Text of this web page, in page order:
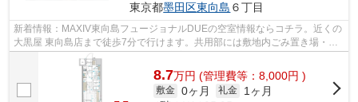
東京都墨田区東向島 ６丁目
新着情報：MAXIV東向島フュージョナルDUEの空室情報ならコチラ。近くの
大黒屋 東向島店まで徒歩7分で行けます。共用部には敷地内ごみ置き場・エ
レベータなどが備わっておりとても充実...
8.7万円 (管理費等：8,000円 )
敷金 0ヶ月 礼金
1ヶ月